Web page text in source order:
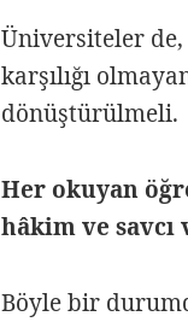
Üniversiteler de,
karşılığı
dönüştürülmeli.
Her okuyan
hâkim ve
Böyle bir